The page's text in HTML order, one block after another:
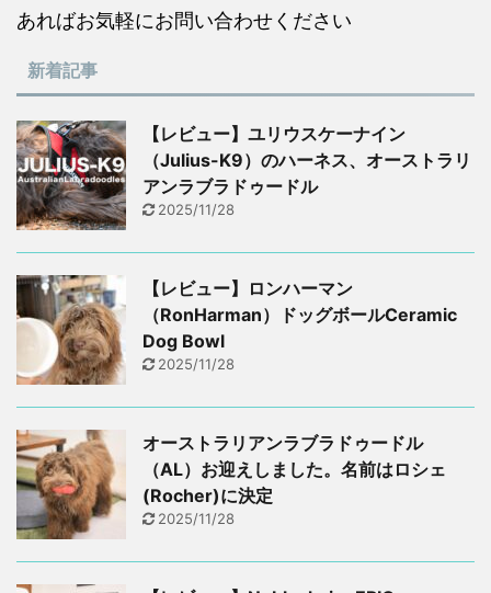
あればお気軽にお問い合わせください
新着記事
【レビュー】ユリウスケーナイン
（Julius-K9）のハーネス、オーストラリ
アンラブラドゥードル
2025/11/28
【レビュー】ロンハーマン
（RonHarman）ドッグボールCeramic
Dog Bowl
2025/11/28
オーストラリアンラブラドゥードル
（AL）お迎えしました。名前はロシェ
(Rocher)に決定
2025/11/28